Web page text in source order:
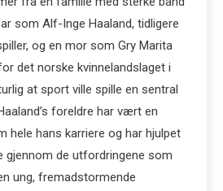
som Alf-Inge Haaland, tidligere
og en mor som Gry Marita
det norske kvinnelandslaget i
at sport ville spille en sentral
foreldre har vært en
hele hans karriere og har hjulpet
gjennom de utfordringene som
ung, fremadstormende